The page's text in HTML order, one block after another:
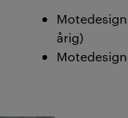
årig)